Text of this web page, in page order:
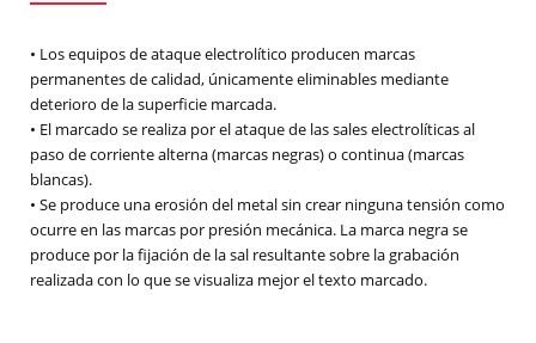
• Los equipos de ataque electrolítico producen marcas
permanentes de calidad, únicamente eliminables mediante
deterioro de la superficie marcada.
• El marcado se realiza por el ataque de las sales electrolíticas al
paso de corriente alterna (marcas negras) o continua (marcas
blancas).
• Se produce una erosión del metal sin crear ninguna tensión como
ocurre en las marcas por presión mecánica. La marca negra se
produce por la fijación de la sal resultante sobre la grabación
realizada con lo que se visualiza mejor el texto marcado.